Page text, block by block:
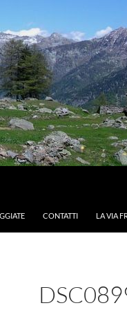
CONTATTI LA VIA